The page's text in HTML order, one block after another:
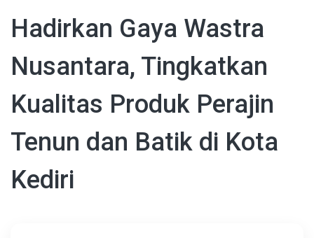
Hadirkan Gaya Wastra
Nusantara, Tingkatkan
Kualitas Produk Perajin
Tenun dan Batik di Kota
Kediri